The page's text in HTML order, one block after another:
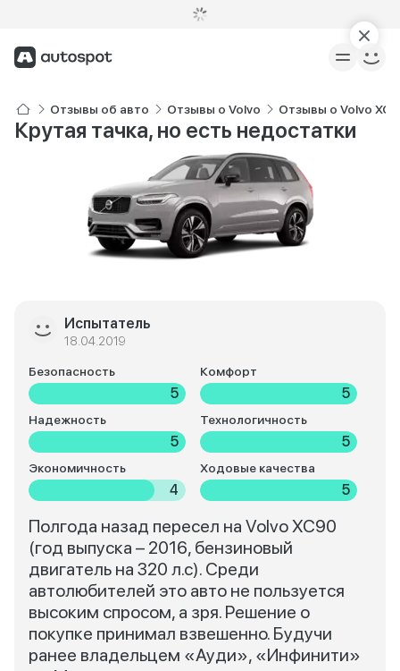
Отзывы об авто Отзывы о Volvo Отзывы о Volvo
Крутая тачка, но есть недостатки
Испытатель
18.04.2019
Безопасность
5
Комфорт
5
Надежность
5
Технологичность
5
Экономичность
4
Ходовые качества
5
Полгода назад пересел на Volvo XC90
(год выпуска – 2016, бензиновый
двигатель на 320 л.с). Среди
автолюбителей это авто не пользуется
высоким спросом, а зря. Решение о
покупке принимал взвешенно. Будучи
ранее владельцем «Ауди», «Инфинити»